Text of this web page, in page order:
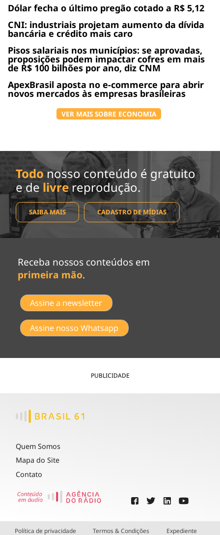
Dólar fecha o último pregão cotado a R$ 5,12
CNI: industriais projetam aumento da dívida
bancária e crédito mais caro
Pisos salariais nos municípios: se aprovadas,
proposições podem impactar cofres em mais
de R$ 100 bilhões por ano, diz CNM
ApexBrasil aposta no e-commerce para abrir
novos mercados às empresas brasileiras
VER MAIS SOBRE ECONOMIA
Todo nosso conteúdo é gratuito
e de livrereprodução.
SAIBA MAIS CADASTRO DE MÍDIAS
Receba nossos conteúdos em
primeira mão.
Assine a newsletter
Assine nosso Whatsapp
PUBLICIDADE
Quem Somos
Mapa do Site
Contato
Política de privacidade Termos & Condições Expediente